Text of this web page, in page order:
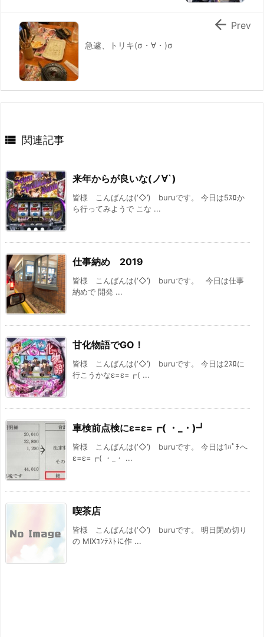
急遽、トリキ(σ・∀・)σ
 Prev
 関連記事
来年からが良いな(ノ∀`)
皆様 こんばんは(‘◇’)ゞburuです。 今日は5ｽﾛか
ら行ってみようで こな ...
仕事納め 2019
皆様 こんばんは(‘◇’)ゞburuです。 今日は仕事
納めで 開発 ...
甘化物語でGO！
皆様 こんばんは(‘◇’)ゞburuです。 今日は2ｽﾛに
行こうかなε=ε=┏( ...
車検前点検にε=ε=┏( ・_・)┛
皆様 こんばんは(‘◇’)ゞburuです。 今日は1ﾊﾟﾁへ
ε=ε=┏( ・_・ ...
喫茶店
皆様 こんばんは(‘◇’)ゞburuです。 明日閉め切り
の MIXｺﾝﾃｽﾄに作 ...